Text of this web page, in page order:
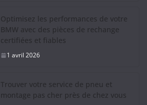
Optimisez les performances de votre
BMW avec des pièces de rechange
certifiées et fiables
1 avril 2026
Trouver votre service de pneu et
montage pas cher près de chez vous